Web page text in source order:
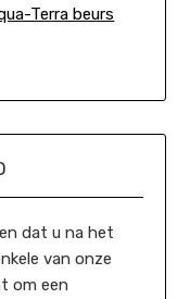
Terra beurs
dat u na het
van onze
om een